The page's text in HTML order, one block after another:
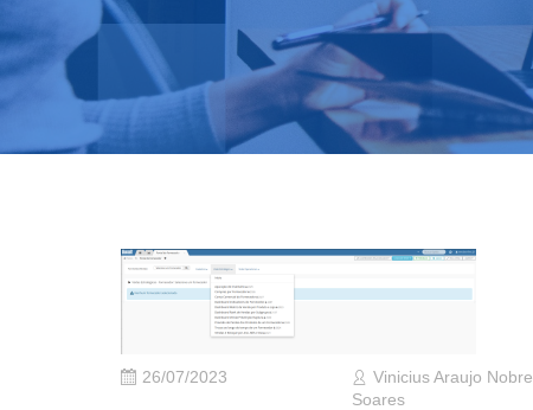
26/07/2023
Vinicius Araujo Nobre
Soares